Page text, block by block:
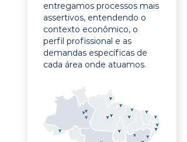
entregamos processos mais
assertivos, entendendo o
contexto econômico, o
perfil profissional e as
demandas específicas de
cada área onde atuamos.